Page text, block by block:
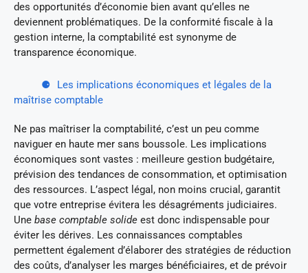
des opportunités d’économie bien avant qu’elles ne
deviennent problématiques. De la conformité fiscale à la
gestion interne, la comptabilité est synonyme de
transparence économique.
Les implications économiques et légales de la
maîtrise comptable
Ne pas maîtriser la comptabilité, c’est un peu comme
naviguer en haute mer sans boussole. Les implications
économiques sont vastes : meilleure gestion budgétaire,
prévision des tendances de consommation, et optimisation
des ressources. L’aspect légal, non moins crucial, garantit
que votre entreprise évitera les désagréments judiciaires.
Une base comptable solide est donc indispensable pour
éviter les dérives. Les connaissances comptables
permettent également d’élaborer des stratégies de réduction
des coûts, d’analyser les marges bénéficiaires, et de prévoir